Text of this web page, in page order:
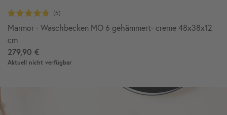
Marmor - Waschbecken MO 6 gehämmert- creme 48x38x12
cm
279,90 €
Aktuell nicht verfügbar